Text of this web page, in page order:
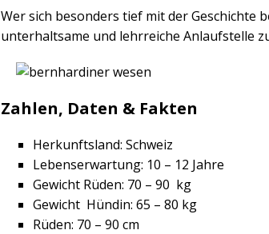
Wer sich besonders tief mit der Geschichte
unterhaltsame und lehrreiche Anlaufstelle
Zahlen, Daten & Fakten
Herkunftsland: Schweiz
Lebenserwartung: 10 – 12 Jahre
Gewicht Rüden: 70 – 90 kg
Gewicht Hündin: 65 – 80 kg
Rüden: 70 – 90 cm